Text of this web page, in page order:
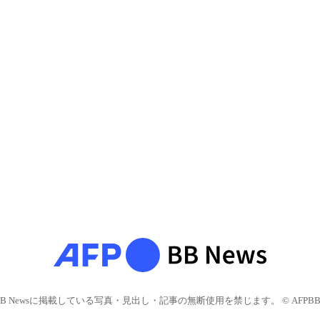
Newsに掲載している写真・見出し・記事の無断使用を禁じます。 © AFPBB